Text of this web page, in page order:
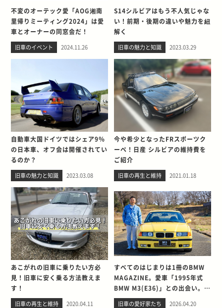
不変のオーテック愛「AOG湘南
里帰りミーティング2024」は愛
車とオーナーの同窓会だ！
旧車のイベント 2024.11.26
S14シルビアはもう不人気じゃな
い！前期・後期の違いや魅力を紐
解く
旧車の魅力と知識 2023.03.29
自動車大国ドイツではシェア9％
の日本車、オフ会は開催されてい
るのか？
旧車の魅力と知識 2023.03.08
今や希少となったFRスポーツク
ーペ！日産 シルビアの維持費を
ご紹介
旧車の再生と維持 2021.01.18
あこがれの旧車に乗りたい方必
見！旧車に安く乗る方法教えま
す！
旧車の再生と維持 2020.04.11
すべてのはじまりは1冊のBMW
MAGAZINE。愛車「1995年式
BMW M3(E36)」との出会い。そ
して別れを考える
旧車の愛好家たち 2026.04.20